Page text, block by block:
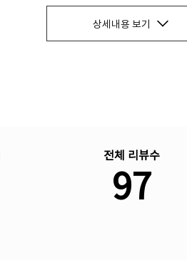
상세내용 보기
전체 리뷰수
97